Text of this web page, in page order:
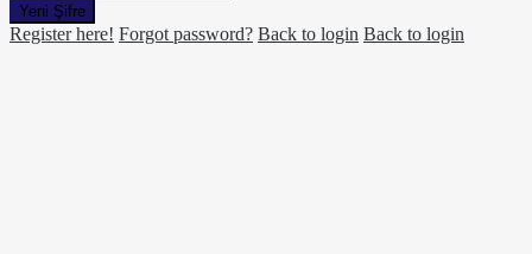
Yeni Şifre
Register here! Forgot password? Back to login Back to login